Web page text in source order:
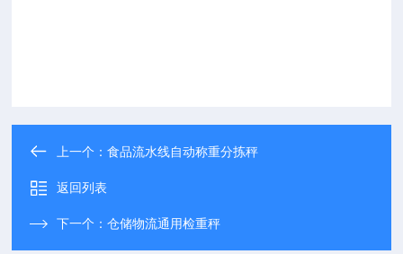
上一个：食品流水线自动称重分拣秤
返回列表
下一个：仓储物流通用检重秤